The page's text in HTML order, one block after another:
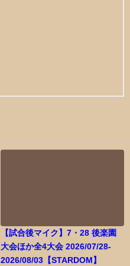
【試合後マイク】7・28 後楽園
大会ほか全4大会 2026/07/28-
2026/08/03【STARDOM】